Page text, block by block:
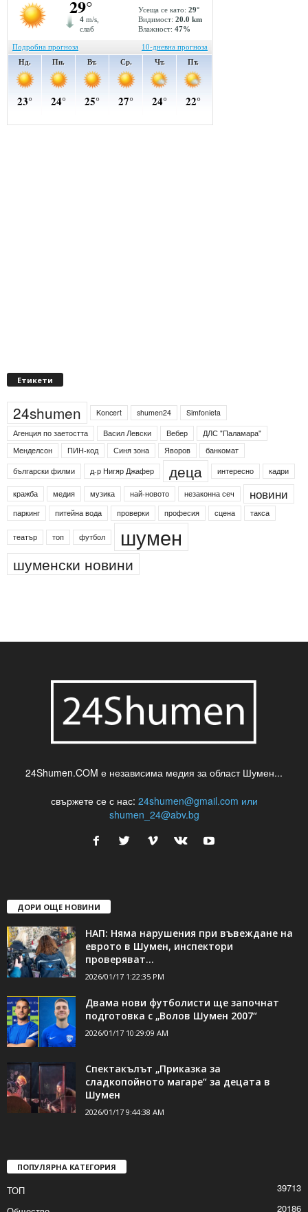
Етикети
24shumen Koncert shumen24
Simfonieta
Агенция по заетостта
Васил Левски Вебер
ДЛС "Паламара"
Менделсон
ПИН-код Синя зона Яворов
банкомат
български филми
д-р Нигяр Джафер деца интересно кадри
кражба медия музика най-новото незаконна сеч новини
паркинг питейна вода проверки професия сцена такса
театър топ футбол шумен
шуменски новини
24Shumen.COM е независима медия за област Шумен...
свържете се с нас: 24shumen@gmail.com или
shumen_24@abv.bg
ДОРИ ОЩЕ НОВИНИ
НАП: Няма нарушения при въвеждане на
еврото в Шумен, инспектори
проверяват...
2026/01/17 1:22:35 PM
Двама нови футболисти ще започнат
подготовка с „Волов Шумен 2007“
2026/01/17 10:29:09 AM
Спектакълът „Приказка за
сладкопойното магаре“ за децата в
Шумен
2026/01/17 9:44:38 AM
ПОПУЛЯРНА КАТЕГОРИЯ
ТОП
39713
20186